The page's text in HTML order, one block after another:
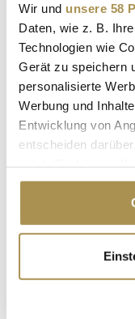
Wir und unsere 58
Daten, wie z. B.
Technologien wie
Gerät zu speichern
personalisierte
Werbung und
Entwicklung von
entscheiden
Cookie-Erklärung
Trigger Symbol
erfassen,